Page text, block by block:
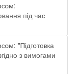
під час
"Підготовка
з вимогами